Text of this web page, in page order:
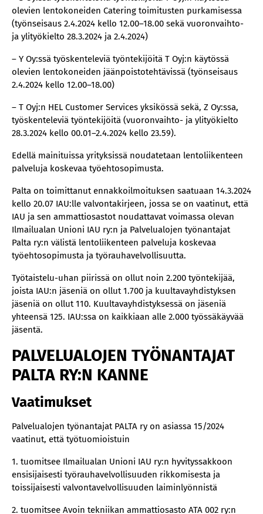
olevien lentokoneiden Catering toimitusten purkamisessa
(työnseisaus 2.4.2024 kello 12.00–18.00 sekä vuoronvaihto-
ja ylityökielto 28.3.2024 ja 2.4.2024)
– Y Oy:ssä työskenteleviä työntekijöitä T Oyj:n käytössä
olevien lentokoneiden jäänpoistotehtävissä (työnseisaus
2.4.2024 kello 12.00–18.00)
– T Oyj:n HEL Customer Services yksikössä sekä, Z Oy:ssa,
työskenteleviä työntekijöitä (vuoronvaihto- ja ylityökielto
28.3.2024 kello 00.01–2.4.2024 kello 23.59).
Edellä mainituissa yrityksissä noudatetaan lentoliikenteen
palveluja koskevaa työehtosopimusta.
Palta on toimittanut ennakkoilmoituksen saatuaan 14.3.2024
kello 20.07 IAU:lle valvontakirjeen, jossa se on vaatinut, että
IAU ja sen ammattiosastot noudattavat voimassa olevan
Ilmailualan Unioni IAU ry:n ja Palvelualojen työnantajat
Palta ry:n välistä lentoliikenteen palveluja koskevaa
työehtosopimusta ja työrauhavelvollisuutta.
Työtaistelu-uhan piirissä on ollut noin 2.200 työntekijää,
joista IAU:n jäseniä on ollut 1.700 ja kuultavayhdistyksen
jäseniä on ollut 110. Kuultavayhdistyksessä on jäseniä
yhteensä 125. IAU:ssa on kaikkiaan alle 2.000 työssäkäyvää
jäsentä.
PALVELUALOJEN TYÖNANTAJAT
PALTA RY:N KANNE
Vaatimukset
Palvelualojen työnantajat PALTA ry on asiassa 15/2024
vaatinut, että työtuomioistuin
1. tuomitsee Ilmailualan Unioni IAU ry:n hyvityssakkoon
ensisijaisesti työrauhavelvollisuuden rikkomisesta ja
toissijaisesti valvontavelvollisuuden laiminlyönnistä
2. tuomitsee Avoin tekniikan ammattiosasto ATA 002 ry:n